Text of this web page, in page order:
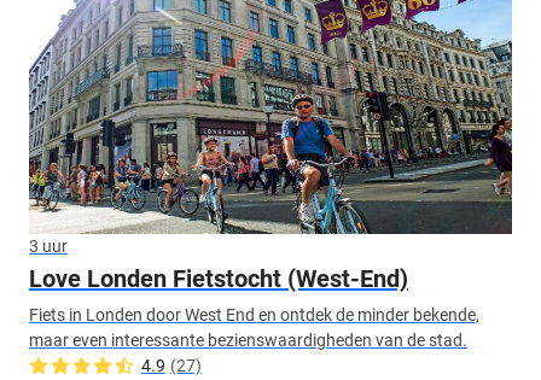
3 uur
Love Londen Fietstocht (West-End)
Fiets in Londen door West End en ontdek de minder bekende,
maar even interessante bezienswaardigheden van de stad.
4.9 (27)